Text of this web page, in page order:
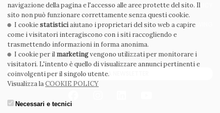
PRIVACY POLICY COOKIE POLICY
CONDIZIONI GENERALI WHISTLEBLOWING
CODICE ETICO
ISCRIVITI ALLA NEWSLETTER
navigazione della pagina e l'accesso alle aree protette del sito. Il
sito non può funzionare correttamente senza questi cookie.
I cookiestatisticiaiutano i proprietari del sito web a capire
come i visitatori interagiscono con i siti raccogliendo e
trasmettendo informazioni in forma anonima.
I cookie per il marketingvengono utilizzati per monitorare i
visitatori. L'intento è quello di visualizzare annunci pertinenti e
coinvolgenti per il singolo utente.
Visualizza laCOOKIE POLICY
Necessari e tecnici